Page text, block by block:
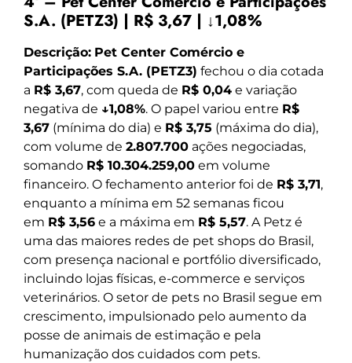
S.A. (PETZ3) | R$ 3,67 | ↓1,08%
Descrição: Pet Center Comércio e
Participações S.A. (PETZ3) fechou o dia cotada
a R$ 3,67, com queda de R$ 0,04 e variação
negativa de ↓1,08%. O papel variou entre R$
3,67 (mínima do dia) e R$ 3,75 (máxima do dia),
com volume de 2.807.700 ações negociadas,
somando R$ 10.304.259,00 em volume
financeiro. O fechamento anterior foi de R$ 3,71,
enquanto a mínima em 52 semanas ficou
em R$ 3,56 e a máxima em R$ 5,57. A Petz é
uma das maiores redes de pet shops do Brasil,
com presença nacional e portfólio diversificado,
incluindo lojas físicas, e-commerce e serviços
veterinários. O setor de pets no Brasil segue em
crescimento, impulsionado pelo aumento da
posse de animais de estimação e pela
humanização dos cuidados com pets.